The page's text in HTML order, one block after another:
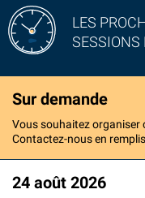
LES
SESSIONS
Sur demande
Vous souhaitez organiser
Contactez-nous en
24 août 2026